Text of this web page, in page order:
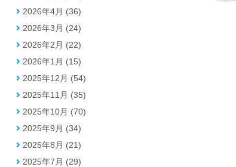
2026年4月 (36)
2026年3月 (24)
2026年2月 (22)
2026年1月 (15)
2025年12月 (54)
2025年11月 (35)
2025年10月 (70)
2025年9月 (34)
2025年8月 (21)
2025年7月 (29)